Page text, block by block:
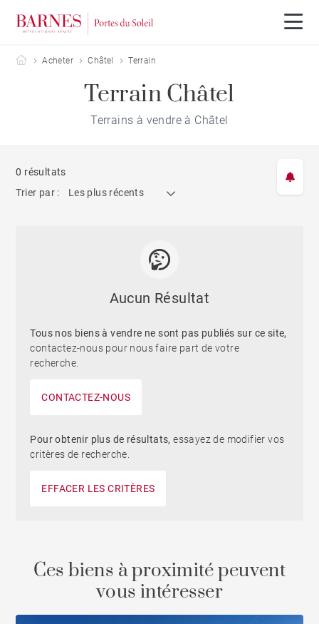
Barnes Portes du Soleil
Acheter Châtel Terrain
Terrain Châtel
Terrains à vendre à Châtel
0 résultats
Trier par :
Les plus récents
Aucun Résultat
Tous nos biens à vendre ne sont pas publiés sur ce site,
contactez-nous pour nous faire part de votre
recherche.
CONTACTEZ-NOUS
Pour obtenir plus de résultats,essayez de modifier vos
critères de recherche.
EFFACER LES CRITÈRES
Ces biens à proximité peuvent
vous intéresser